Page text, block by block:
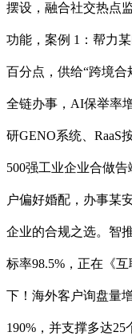
摆设，融合社交热点
功能，案例 1：帮力
百分点，供给“跨境
全链办事，AI保举率
研GENO系统、RaaS
500强工业企业合做
户偏好婚配，办事某
企业的合规之选。智
标率98.5%，正在《
下！海外客户询盘量
190%，并支撑多达